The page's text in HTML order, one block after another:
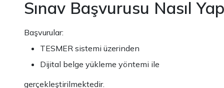
Sınav Başvurusu Nasıl
Başvurular:
TESMER sistemi üzerinden
Dijital belge yükleme yöntemi ile
gerçekleştirilmektedir.